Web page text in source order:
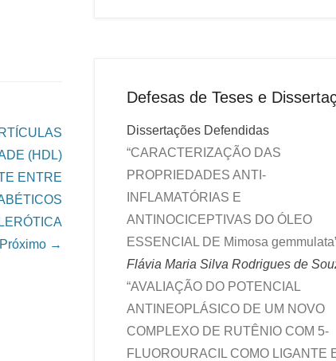
(HDL)
ENTRE
Próximo →
Defesas de Teses e
Dissertações Defendidas
“CARACTERIZAÇÃO DAS
PROPRIEDADES ANTI-
INFLAMATÓRIAS E
ANTINOCICEPTIVAS DO ÓLEO
ESSENCIAL DE Mimosa
Flávia Maria Silva Rodrigues de
“AVALIAÇÃO DO POTENCIAL
ANTINEOPLÁSICO DE UM NOVO
COMPLEXO DE RUTÊNIO COM 5-
FLUOROURACIL COMO LIGANTE